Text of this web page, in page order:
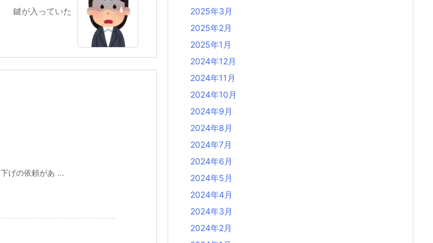
鍵が入っていた
げの依頼があ ...
2025年3月
2025年2月
2025年1月
2024年12月
2024年11月
2024年10月
2024年9月
2024年8月
2024年7月
2024年6月
2024年5月
2024年4月
2024年3月
2024年2月